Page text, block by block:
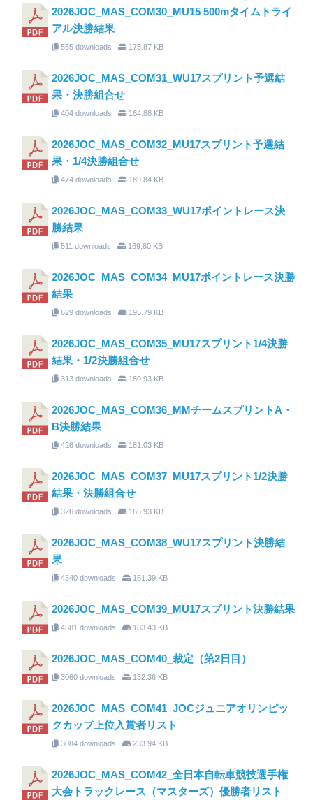
2026JOC_MAS_COM30_MU15 500mタイムトライ
アル決勝結果
555 downloads 175.87 KB
2026JOC_MAS_COM31_WU17スプリント予選結
果・決勝組合せ
404 downloads 164.88 KB
2026JOC_MAS_COM32_MU17スプリント予選結
果・1/4決勝組合せ
474 downloads 189.84 KB
2026JOC_MAS_COM33_WU17ポイントレース決
勝結果
511 downloads 169.80 KB
2026JOC_MAS_COM34_MU17ポイントレース決勝
結果
629 downloads 195.79 KB
2026JOC_MAS_COM35_MU17スプリント1/4決勝
結果・1/2決勝組合せ
313 downloads 180.93 KB
2026JOC_MAS_COM36_MMチームスプリントA・
B決勝結果
426 downloads 181.03 KB
2026JOC_MAS_COM37_MU17スプリント1/2決勝
結果・決勝組合せ
326 downloads 165.93 KB
2026JOC_MAS_COM38_WU17スプリント決勝結
果
4340 downloads 161.39 KB
2026JOC_MAS_COM39_MU17スプリント決勝結果
4581 downloads 183.43 KB
2026JOC_MAS_COM40_裁定（第2日目）
3060 downloads 132.36 KB
2026JOC_MAS_COM41_JOCジュニアオリンピッ
クカップ上位入賞者リスト
3084 downloads 233.94 KB
2026JOC_MAS_COM42_全日本自転車競技選手権
大会トラックレース（マスターズ）優勝者リスト